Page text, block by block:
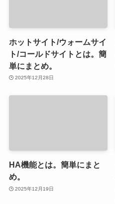
ホットサイト/ウォームサイ
ト/コールドサイトとは。簡
単にまとめ。
2025年12月28日
HA機能とは。簡単にまと
め。
2025年12月19日